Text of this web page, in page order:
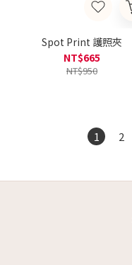
Spot Print 護照夾
NT$665
NT$950
1 2